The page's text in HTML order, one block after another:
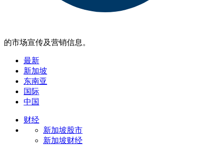
的市场宣传及营销信息。
最新
新加坡
东南亚
国际
中国
财经
新加坡股市
新加坡财经